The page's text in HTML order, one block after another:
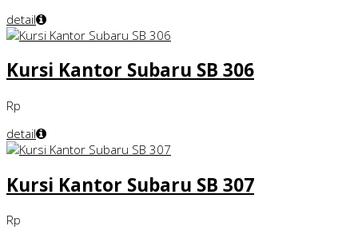
detail
Kursi Kantor Subaru SB 306
Rp
detail
Kursi Kantor Subaru SB 307
Rp